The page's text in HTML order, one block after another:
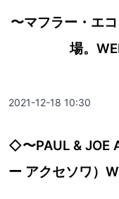
〜マフラー・エ
場。
2021-12-18 10:30
◇〜PAUL & JOE
ー アクセソワ）